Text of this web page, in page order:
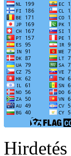
Hirdetés